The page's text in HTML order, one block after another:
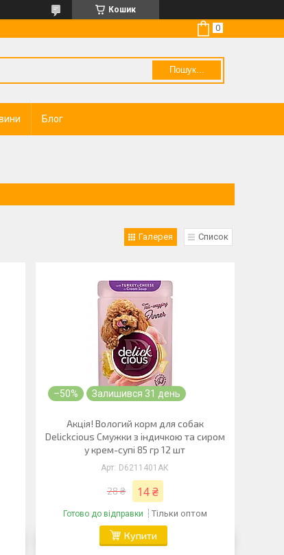
Кошик
Пошук...
Блог
Галерея Список
–50% Залишився 31 день
Акція! Вологий корм для собак
Delickcious Смужки з індичкою та сиром
у крем-супі 85 гр 12 шт
D6211401АК
28 ₴ 14 ₴
Готово до відправки Тільки оптом
Купити